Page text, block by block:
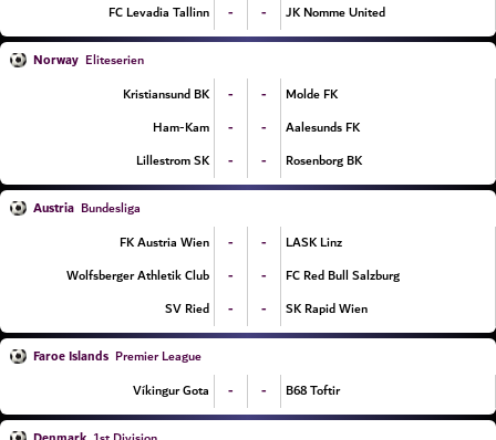
FC Levadia Tallinn
- - JK Nomme United
Norway Eliteserien
Kristiansund BK
- -
Molde FK
Ham-Kam
- -
Aalesunds FK
Lillestrom SK
- - Rosenborg BK
Austria Bundesliga
FK Austria Wien
- -
LASK Linz
Wolfsberger Athletik Club
- -
FC Red Bull Salzburg
SV Ried
- - SK Rapid Wien
Faroe Islands Premier League
Víkingur Gota
- - B68 Toftir